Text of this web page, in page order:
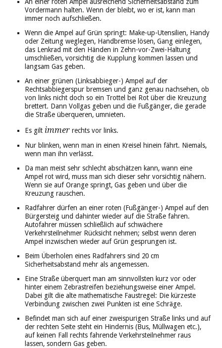
Vordermann halten. Wenn der bleibt, wo er ist, kann man
immer noch aufschließen.
Wenn die Ampel auf Grün springt: Make-up-Utensilien, Handy
oder Zeitung weglegen, Handbremse lösen, Gang einlegen,
das Lenkrad mit den Händen in Zehn-vor-Zwei-Haltung
umschließen, vorsichtig die Kupplung kommen lassen und
langsam Gas geben.
An einer grünen (Linksabbieger-) Ampel auf der
Rechtsabbiegerspur bremsen und ganz genau nachsehen, ob
von links nicht doch so ein Trottel bei Rot über die Kreuzung
brettert. Dann Vollgas geben und die Fußgänger, die gerade
die Straße überqueren, umnieten.
Es gilt immer rechts vor links.
Nur blinken, wenn man in einen Kreisel hinein fährt. Niemals,
wenn man ihn verlässt.
Da man meist sehr schlecht abschätzen kann, wann eine
Ampel rot wird, muss man sich dieser sehr vorsichtig nähern.
Wenn sie auf Orange springt, Gas geben und über die
Kreuzung rauschen.
Radfahrer dürfen an einer roten (Fußgänger-) Ampel auf den
Bürgersteig und dahinter wieder auf die Straße fahren.
Autofahrer müssen schließlich auf schwächere
Verkehrsteilnehmer Rücksicht nehmen; selbst wenn deren
Ampel inzwischen wieder auf Grün gesprungen ist.
Beim Überholen eines Radfahrers sind 20 cm
Sicherheitsabstand mehr als angemessen.
Eine Straße überquert man am sinnvollsten kurz vor oder
hinter einem Zebrastreifen beziehungsweise einer Ampel.
Dabei gilt die alte mathematische Faustregel: Die kürzeste
Verbindung zwischen zwei Punkten ist eine Schräge.
Befindet man sich auf einer zweispurigen Straße links und auf
der rechten Seite steht ein Hindernis (Bus, Müllwagen etc.),
auf keinen Fall rechts fahrende Verkehrsteilnehmer raus
lassen, sondern Gas geben.